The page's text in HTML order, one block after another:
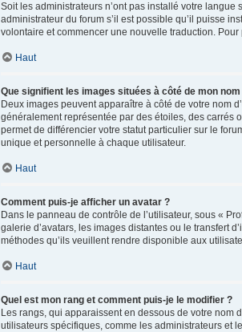
Soit les administrateurs n’ont pas installé votre
administrateur du forum s’il est possible qu’il puisse
volontaire et commencer une nouvelle traduction.
Haut
Que signifient les images situées à côté de mon nom
Deux images peuvent apparaître à côté de votre nom
généralement représentée par des étoiles, des carrés
permet de différencier votre statut particulier sur le
unique et personnelle à chaque utilisateur.
Haut
Comment puis-je afficher un avatar ?
Dans le panneau de contrôle de l’utilisateur, sous «
galerie d’avatars, les images distantes ou le transfert
méthodes qu’ils veuillent rendre disponible aux
Haut
Quel est mon rang et comment puis-je le modifier ?
Les rangs, qui apparaissent en dessous de votre nom
utilisateurs spécifiques, comme les administrateurs et